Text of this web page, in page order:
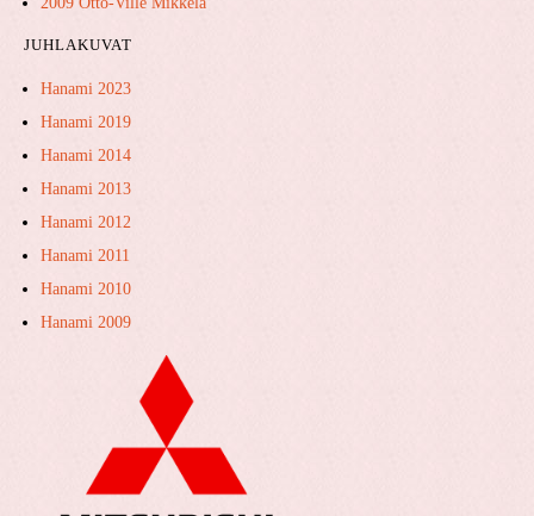
JUHLAKUVAT
Hanami 2023
Hanami 2019
Hanami 2014
Hanami 2013
Hanami 2012
Hanami 2011
Hanami 2010
Hanami 2009